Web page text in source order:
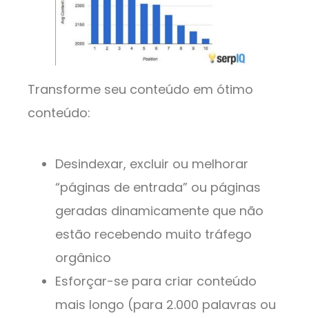
Transforme seu conteúdo em ótimo
conteúdo:
Desindexar, excluir ou melhorar
“páginas de entrada” ou páginas
geradas dinamicamente que não
estão recebendo muito tráfego
orgânico
Esforçar-se para criar conteúdo
mais longo (para 2.000 palavras ou